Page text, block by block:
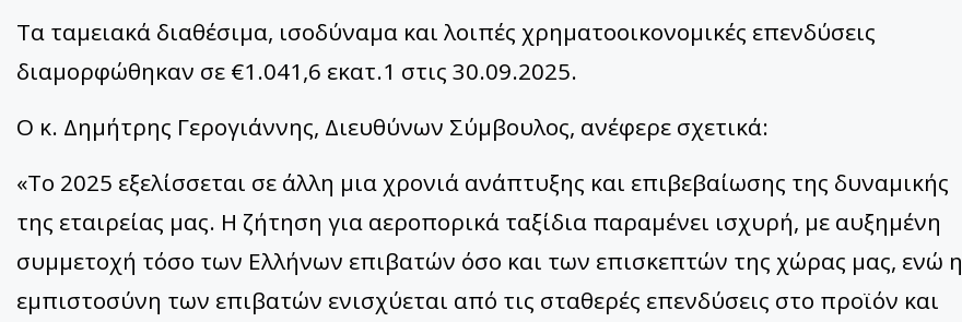
Τα ταμειακά διαθέσιμα, ισοδύναμα και λοιπές χρηματοοικονομικές επενδύσεις
διαμορφώθηκαν σε €1.041,6 εκατ.1 στις 30.09.2025.
Ο κ. Δημήτρης Γερογιάννης, Διευθύνων Σύμβουλος, ανέφερε σχετικά:
«Το 2025 εξελίσσεται σε άλλη μια χρονιά ανάπτυξης και επιβεβαίωσης της δυναμικής
της εταιρείας μας. Η ζήτηση για αεροπορικά ταξίδια παραμένει ισχυρή, με αυξημένη
συμμετοχή τόσο των Ελλήνων επιβατών όσο και των επισκεπτών της χώρας μας, ενώ η
εμπιστοσύνη των επιβατών ενισχύεται από τις σταθερές επενδύσεις στο προϊόν και